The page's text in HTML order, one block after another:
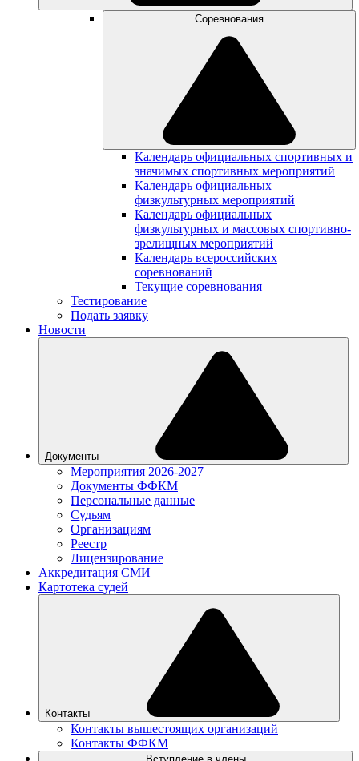
Соревнования
Календарь официальных спортивных и
значимых спортивных мероприятий
Календарь официальных
физкультурных мероприятий
Календарь официальных
физкультурных и массовых спортивно-
зрелищных мероприятий
Календарь всероссийских
соревнований
Текущие соревнования
Тестирование
Подать заявку
Новости
Документы
Мероприятия 2026-2027
Документы ФФКМ
Персональные данные
Судьям
Организациям
Реестр
Лицензирование
Аккредитация СМИ
Картотека судей
Контакты
Контакты вышестоящих организаций
Контакты ФФКМ